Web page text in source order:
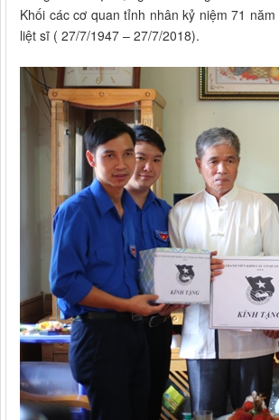
Khối các cơ quan tỉnh nhân kỷ niệm 71
liệt sĩ ( 27/7/1947 – 27/7/2018).